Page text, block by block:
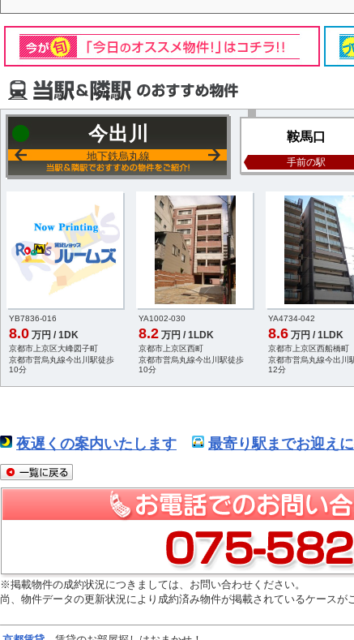
今出川
地下鉄烏丸線
鞍馬口
手前の駅
YB7836-016
8.0 万円 / 1DK
京都市上京区大峰図子町
京都市営烏丸線今出川駅徒歩
10分
YA1002-030
8.2 万円 / 1LDK
京都市上京区西町
京都市営烏丸線今出川駅徒歩
10分
YA4734-042
8.6 万円 / 1LDK
京都市上京区西船橋町
京都市営烏丸線今出川
12分
夜遅くの案内いたします 最寄り駅までお迎え
※掲載物件の成約状況につきましては、お問い合わせください。
尚、物件データの更新状況により成約済み物件が掲載されているケース